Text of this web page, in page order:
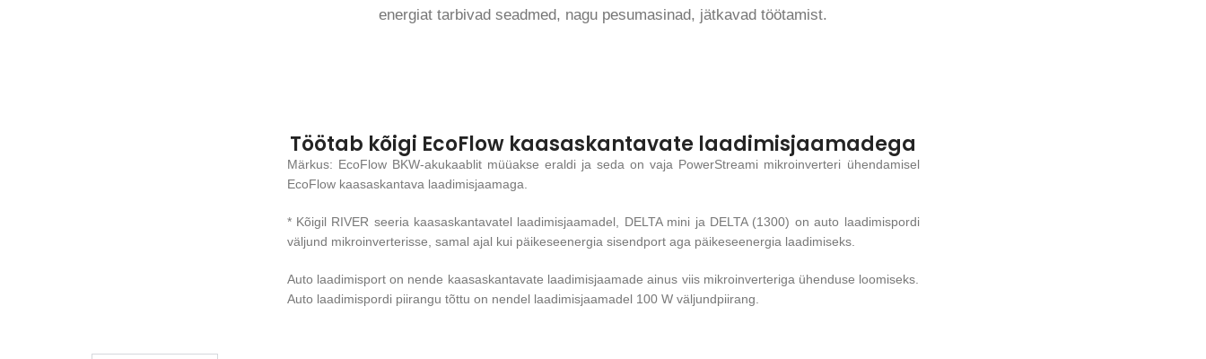
energiat tarbivad seadmed, nagu pesumasinad, jätkavad töötamist.
Töötab kõigi EcoFlow kaasaskantavate laadimisjaamadega
Märkus: EcoFlow BKW-akukaablit müüakse eraldi ja seda on vaja PowerStreami mikroinverteri ühendamisel
EcoFlow kaasaskantava laadimisjaamaga.
* Kõigil RIVER seeria kaasaskantavatel laadimisjaamadel, DELTA mini ja DELTA (1300) on auto laadimispordi
väljund mikroinverterisse, samal ajal kui päikeseenergia sisendport aga päikeseenergia laadimiseks.
Auto laadimisport on nende kaasaskantavate laadimisjaamade ainus viis mikroinverteriga ühenduse loomiseks.
Auto laadimispordi piirangu tõttu on nendel laadimisjaamadel 100 W väljundpiirang.